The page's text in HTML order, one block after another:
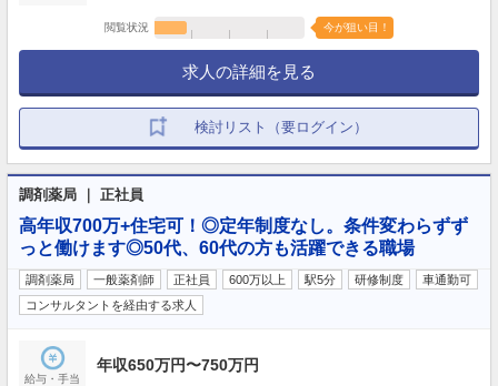
閲覧状況 今が狙い目！
求人の詳細を見る
検討リスト（要ログイン）
調剤薬局 ｜ 正社員
高年収700万+住宅可！◎定年制度なし。条件変わらずず
っと働けます◎50代、60代の方も活躍できる職場
調剤薬局 一般薬剤師 正社員 600万以上 駅5分 研修制度
車通勤可
コンサルタントを経由する求人
給与・手当
年収650万円〜750万円